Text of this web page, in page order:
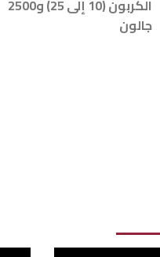
الكربون (10 إلى 25) و2500
جالون